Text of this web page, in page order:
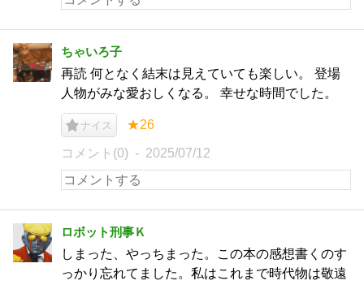
ちゃいろ子
再読 何となく結末は見えていても楽しい。 登場
人物がみな愛おしくなる。 幸せな時間でした。
ナイス ★26
コメント(0) 2025/07/12
ロボット刑事Ｋ
しまった、やっちまった。この本の感想書くのす
っかり忘れてました。私はこれまで時代物は敬遠